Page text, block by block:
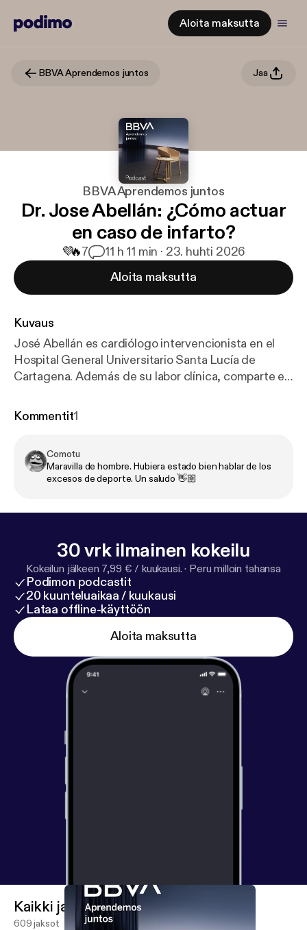
Aloita maksutta
BBVA Aprendemos juntos Jaa
BBVA Aprendemos juntos
Dr. Jose Abellán: ¿Cómo actuar
en caso de infarto?
💜🔥7 11 h 11 min · 23. huhti 2026
Aloita maksutta
Kuvaus
José Abellán es cardiólogo intervencionista en el
Hospital General Universitario Santa Lucía de
Cartagena. Además de su labor clínica, comparte en
enfoque preventivo, acercando la salud
cardiovasculares le han permitido observar de
primera mano el impacto de los hábitos de vida en la
qué necesita tu cuerpo para estar sano y adecuar el
estilo de vida para gozar así de una buena salud.
Kommentit1
Comotu
Maravilla de hombre. Hubiera estado bien hablar de los
excesos de deporte. Un saludo 👋🏼
30 vrk ilmainen kokeilu
Kokeilun jälkeen 7,99 € / kuukausi. · Peru milloin tahansa
Podimon podcastit
20 kuunteluaikaa / kuukausi
Lataa offline-käyttöön
Aloita maksutta
Kaikki jaksot
609 jaksot